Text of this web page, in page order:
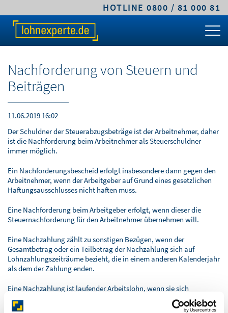
HOTLINE 0800 / 81 000 81
Nachforderung von Steuern und
Beiträgen
11.06.2019 16:02
Der Schuldner der Steuerabzugsbeträge ist der Arbeitnehmer, daher
ist die Nachforderung beim Arbeitnehmer als Steuerschuldner
immer möglich.
Ein Nachforderungsbescheid erfolgt insbesondere dann gegen den
Arbeitnehmer, wenn der Arbeitgeber auf Grund eines gesetzlichen
Haftungsausschlusses nicht haften muss.
Eine Nachforderung beim Arbeitgeber erfolgt, wenn dieser die
Steuernachforderung für den Arbeitnehmer übernehmen will.
Eine Nachzahlung zählt zu sonstigen Bezügen, wenn der
Gesamtbetrag oder ein Teilbetrag der Nachzahlung sich auf
Lohnzahlungszeiträume bezieht, die in einem anderen Kalenderjahr
als dem der Zahlung enden.
Eine Nachzahlung ist laufender Arbeitslohn, wenn sie sich
ausschließlich auf Lohnzahlungszeiträume bezieht, die im
Kalenderjahr der Zahlung enden.
TARIFE & LÖSUNGEN
PREIS-RECHNER
TARIFVERGLEICH
KLEINE UND MITTLERE UNTERNEHMEN
GROSSUNTERNEHMEN
STEUERBERATER & KANZLEIEN
BAULOHNABRECHNUNG FÜR
STEUERBERATER
SOFTWARELÖSUNGEN
KLEINE UND MITTLERE UNTERNEHMEN
CLASSIC.LOHN
COMFORT.LOHN
COMFORT.BAULOHN
MITTELSTANDS- UND GROSSUNTERNEHMEN
PREMIUM.LOHN
PREMIUM.SYSTEM
FACHWISSEN
GEHALTSRECHNER
ARBEITGEBERKOSTEN
PFÄNDUNGSRECHNER
FRISTENRECHNER
PKW-SACHBEZUG
ÜBER LOHNEXPERTE
LEISTUNGEN
ABLAUF & VORTEILE
SICHERHEIT & VERTRAUEN
WARUM LOHNEXPERTE.DE?
AGB & TARIFE